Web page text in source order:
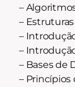
–
–
–
–
– Bases de
– Princípios